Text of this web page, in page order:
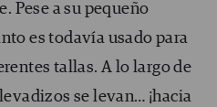
Pese a su pequeño
es todavía usado para
tallas. A lo largo de
se levan… ¡hacia